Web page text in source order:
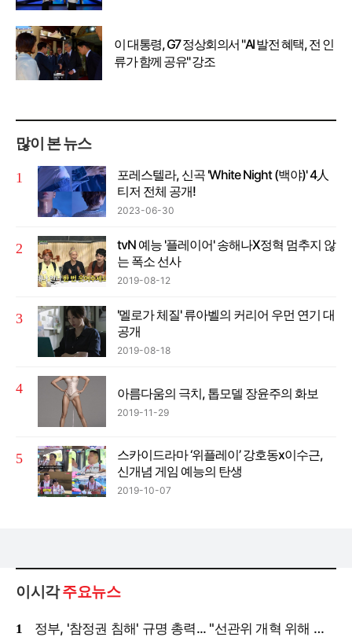
이 대통령, G7 정상회의서 "AI 발전 혜택, 전 인
류가 함께 공유" 강조
많이 본 뉴스
포레스텔라, 신곡 'White Night (백야)' 4人
티저 전체 공개!
2023-06-30
tvN 예능 '플레이어' 송해나X정혁 멈추지 않
는 폭소 선사
2019-08-12
'멜로가 체질' 류아벨의 커리어 우먼 연기 대
공개
2019-08-18
아름다움의 극치, 톱모델 장윤주의 화보
2019-11-29
스카이드라마 ‘위플레이’ 강호동x이수근,
신개념 게임 예능의 탄생
2019-10-07
이시각주요뉴스
정부, '참정권 침해' 규명 총력... "선관위 개혁 위해 국정조사 등 모든 조치"